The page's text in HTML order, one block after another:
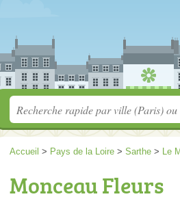
Accueil > Pays de la Loire > Sarthe > Le
Monceau Fleurs